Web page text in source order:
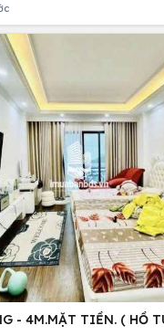
- 4M.MẶT TIỀN. ( HỒ